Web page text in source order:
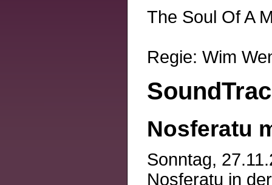
The Soul Of A
Regie: Wim
Nosferatu
Sonntag,
Nosferatu in